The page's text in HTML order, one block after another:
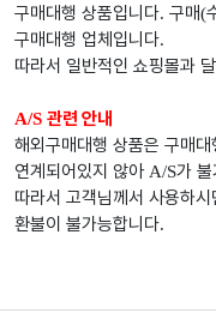
구매대행 상품입니다. 구매(
구매대행 업체입니다.
따라서 일반적인 쇼핑몰과
A/S 관련 안내
해외구매대행 상품은 구매
연계되어있지 않아A/S가
따라서 고객님께서 사용하
환불이 불가능합니다.